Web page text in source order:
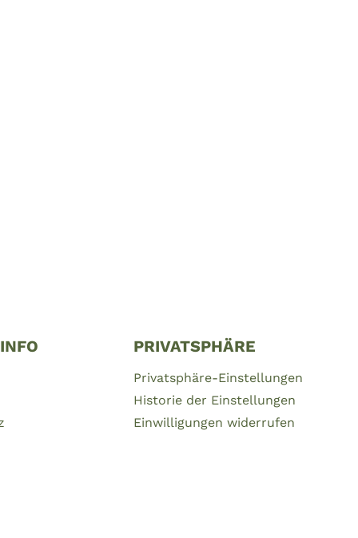
PRIVATSPHÄRE
Privatsphäre-Einstellungen
Historie der Einstellungen
Einwilligungen widerrufen